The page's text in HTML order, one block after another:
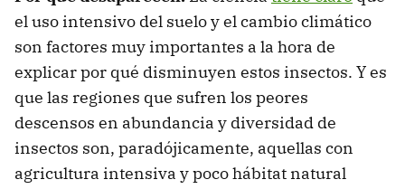
el uso intensivo del suelo y el cambio climático
son factores muy importantes a la hora de
explicar por qué disminuyen estos insectos. Y es
que las regiones que sufren los peores
descensos en abundancia y diversidad de
insectos son, paradójicamente, aquellas con
agricultura intensiva y poco hábitat natural